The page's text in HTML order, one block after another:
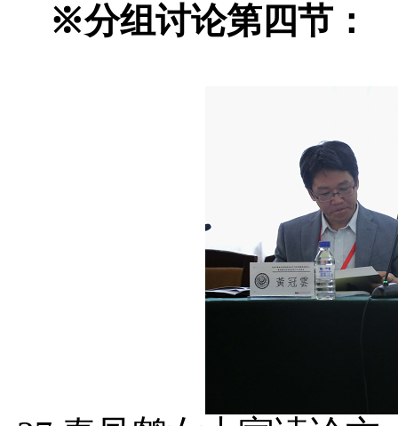
※分组讨论第四节：